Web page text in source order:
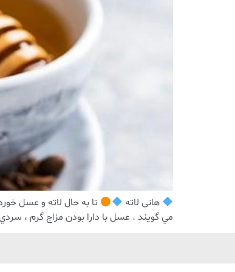
هانی لاته تا به حال لاته و عسل
مي گويند . عسل با دارا بودن مزاج گرم ،